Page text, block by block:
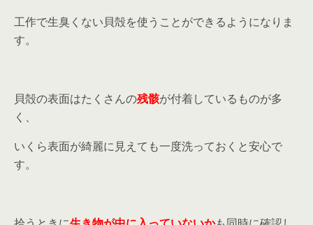
工作で生臭くない貝殻を使うことができるようになりま
す。
貝殻の表面はたくさんの残骸が付着しているものが多
く、
いくら表面が綺麗に見えても一度洗っておくと安心で
す。